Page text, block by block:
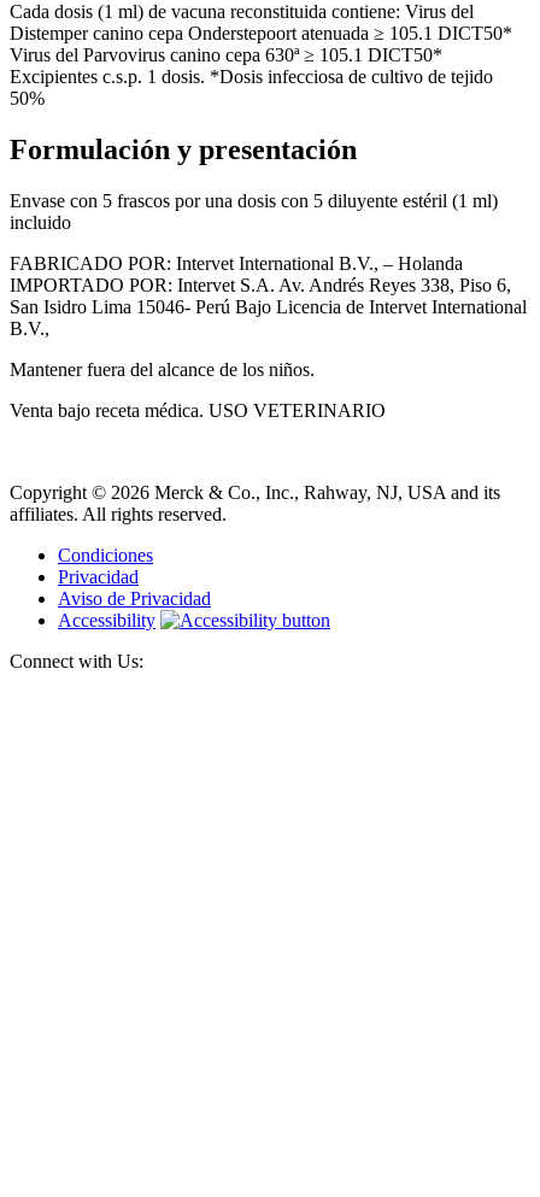
Cada dosis (1 ml) de vacuna reconstituida contiene: Virus del
Distemper canino cepa Onderstepoort atenuada ≥ 105.1 DICT50*
Virus del Parvovirus canino cepa 630ª ≥ 105.1 DICT50*
Excipientes c.s.p. 1 dosis. *Dosis infecciosa de cultivo de tejido
50%
Formulación y presentación
Envase con 5 frascos por una dosis con 5 diluyente estéril (1 ml)
incluido
FABRICADO POR: Intervet International B.V., – Holanda
IMPORTADO POR: Intervet S.A. Av. Andrés Reyes 338, Piso 6,
San Isidro Lima 15046- Perú Bajo Licencia de Intervet International
B.V.,
Mantener fuera del alcance de los niños.
Venta bajo receta médica. USO VETERINARIO
Copyright © 2026 Merck & Co., Inc., Rahway, NJ, USA and its
affiliates. All rights reserved.
Condiciones
Privacidad
Aviso de Privacidad
Accessibility
Connect with Us: